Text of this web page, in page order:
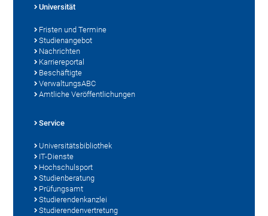
Universität
Fristen und Termine
Studienangebot
Nachrichten
Karriereportal
Beschäftigte
VerwaltungsABC
Amtliche Veröffentlichungen
Service
Universitätsbibliothek
IT-Dienste
Hochschulsport
Studienberatung
Prüfungsamt
Studierendenkanzlei
Studierendenvertretung